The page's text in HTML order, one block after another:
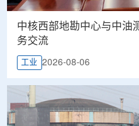
中核西部地勘中心与中油
务交流
工业 2026-08-06